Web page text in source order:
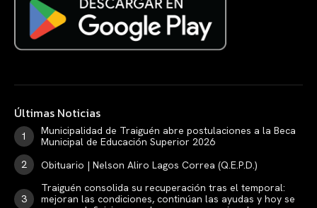
Últimas Noticias
Municipalidad de Traiguén abre postulaciones a la Beca
Municipal de Educación Superior 2026
Obituario | Nelson Aliro Lagos Correa (Q.E.P.D.)
Traiguén consolida su recuperación tras el temporal:
mejoran las condiciones, continúan las ayudas y hoy se